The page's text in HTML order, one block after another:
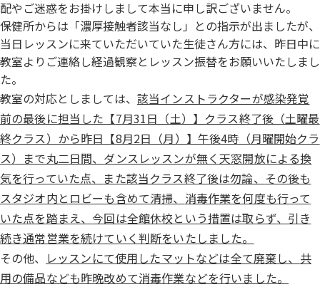
配やご迷惑をお掛けしまして本当に申し訳ございません。
保健所からは「濃厚接触者該当なし」との指示が出ましたが、
当日レッスンに来ていただいていた生徒さん方には、 昨日中に
教室よりご連絡し経過観察とレッスン振替をお願いいたしまし
た。
教室の対応としましては、 該当インストラクターが感染発覚
前の最後に担当した【7月31日（土）】クラス終了後（土曜最
終クラス）から昨日【8月2日（月）】午後4時（月曜開始クラ
ス）まで丸二日間、 ダンスレッスンが無く天窓開放による換
気を行っていた点、 また該当クラス終了後は勿論、 その後も
スタジオ内とロビーも含めて清掃、 消毒作業を何度も行って
いた点を踏まえ、今回は全館休校という措置は取らず、 引き
続き通常営業を続けていく判断をいたしました。
その他、 レッスンにて使用したマットなどは全て廃棄し、 共
用の備品なども昨晩改めて消毒作業などを行いました。